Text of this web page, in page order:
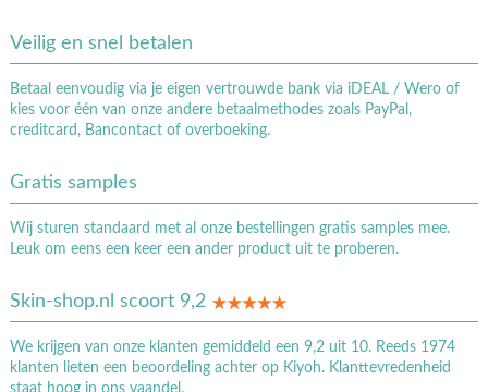
Veilig en snel betalen
Betaal eenvoudig via je eigen vertrouwde bank via iDEAL / Wero of
kies voor één van onze andere betaalmethodes zoals PayPal,
creditcard, Bancontact of overboeking.
Gratis samples
Wij sturen standaard met al onze bestellingen gratis samples mee.
Leuk om eens een keer een ander product uit te proberen.
Skin-shop.nl scoort 9,2
We krijgen van onze klanten gemiddeld een 9,2 uit 10. Reeds 1974
klanten lieten een beoordeling achter op Kiyoh. Klanttevredenheid
staat hoog in ons vaandel.